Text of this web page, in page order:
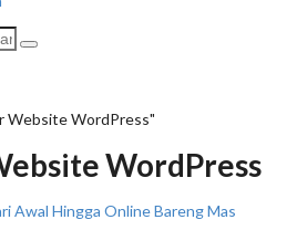
Website WordPress"
WordPress